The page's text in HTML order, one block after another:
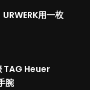
用一枚
TAG Heuer
腕